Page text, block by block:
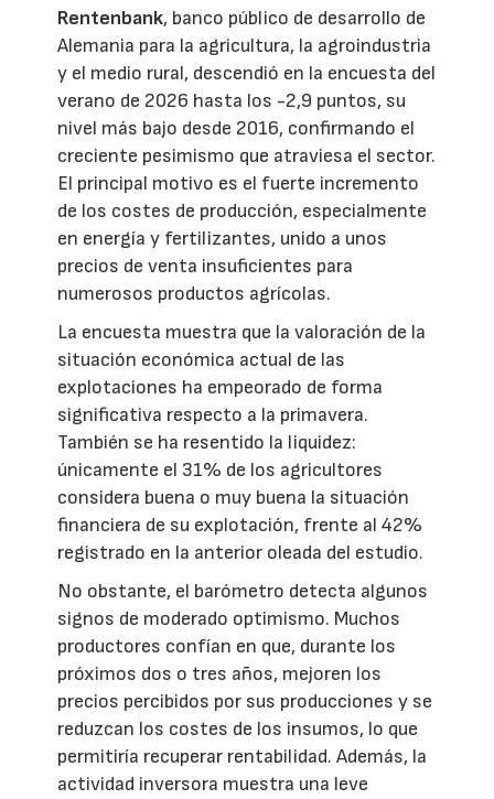
Rentenbank, banco público de desarrollo de
Alemania para la agricultura, la agroindustria
y el medio rural, descendió en la encuesta del
verano de 2026 hasta los -2,9 puntos, su
nivel más bajo desde 2016, confirmando el
creciente pesimismo que atraviesa el sector.
El principal motivo es el fuerte incremento
de los costes de producción, especialmente
en energía y fertilizantes, unido a unos
precios de venta insuficientes para
numerosos productos agrícolas.
La encuesta muestra que la valoración de la
situación económica actual de las
explotaciones ha empeorado de forma
significativa respecto a la primavera.
También se ha resentido la liquidez:
únicamente el 31% de los agricultores
considera buena o muy buena la situación
financiera de su explotación, frente al 42%
registrado en la anterior oleada del estudio.
No obstante, el barómetro detecta algunos
signos de moderado optimismo. Muchos
productores confían en que, durante los
próximos dos o tres años, mejoren los
precios percibidos por sus producciones y se
reduzcan los costes de los insumos, lo que
permitiría recuperar rentabilidad. Además, la
actividad inversora muestra una leve